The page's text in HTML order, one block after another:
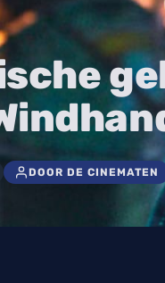
DOOR DE CINEMATEN